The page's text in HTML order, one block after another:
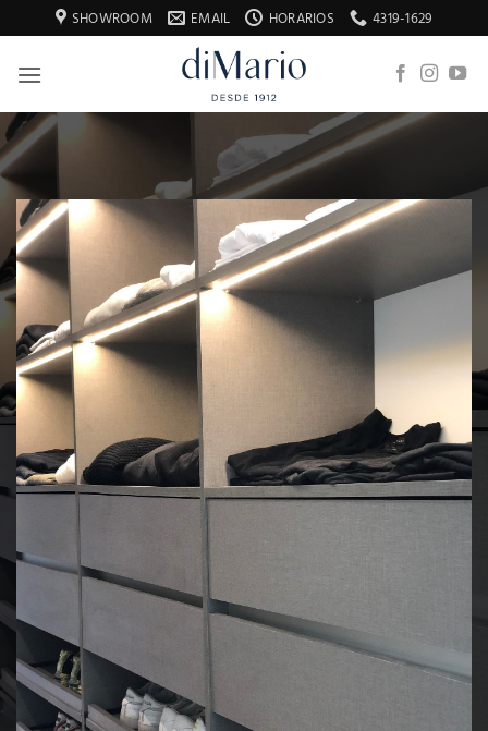
al
contenido
SHOWROOM EMAIL HORARIOS 4319-1629